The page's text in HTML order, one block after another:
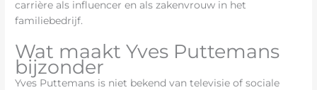
carrière als influencer en als zakenvrouw in het
familiebedrijf.
Wat maakt Yves Puttemans
bijzonder
Yves Puttemans is niet bekend van televisie of sociale